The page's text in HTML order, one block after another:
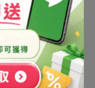
求請來電洽詢02-
尋「@syb1803x」